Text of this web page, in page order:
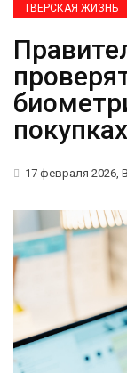
ТВЕРСКАЯ ЖИЗНЬ
покупках
17 февраля 2026,